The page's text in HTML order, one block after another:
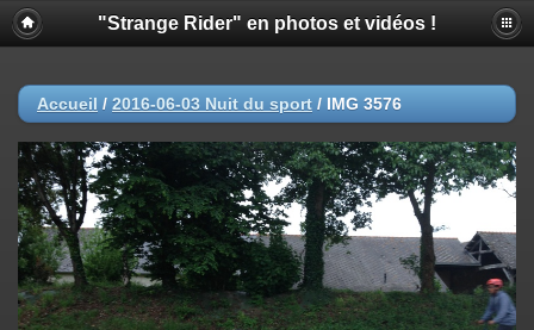
"Strange Rider" en photos et vidéos !
Accueil / 2016-06-03 Nuit du sport / IMG 3576